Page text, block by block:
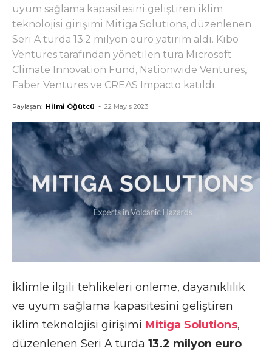
uyum sağlama kapasitesini geliştiren iklim
teknolojisi girişimi Mitiga Solutions, düzenlenen
Seri A turda 13.2 milyon euro yatırım aldı. Kibo
Ventures tarafından yönetilen tura Microsoft
Climate Innovation Fund, Nationwide Ventures,
Faber Ventures ve CREAS Impacto katıldı.
Paylaşan: Hilmi Öğütcü - 22 Mayıs 2023
İklimle ilgili tehlikeleri önleme, dayanıklılık
ve uyum sağlama kapasitesini geliştiren
iklim teknolojisi girişimi Mitiga Solutions,
düzenlenen Seri A turda 13.2 milyon euro